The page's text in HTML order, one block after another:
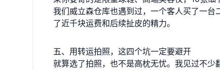
我们威立森仓库也遇到过，一个客人买了一
了近千块运费和后续扯皮的精力。
五、用转运拍照，这四个坑一定要避开
就算选了拍照，也不是高枕无忧。我见过不少